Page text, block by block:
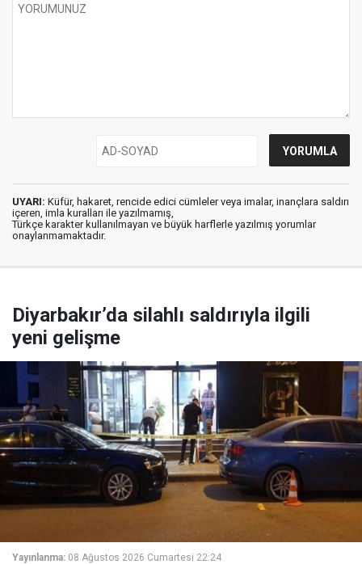
UYARI: Küfür, hakaret, rencide edici cümleler veya imalar, inançlara saldırı
içeren, imla kuralları ile yazılmamış,
Türkçe karakter kullanılmayan ve büyük harflerle yazılmış yorumlar
onaylanmamaktadır.
Diyarbakır’da silahlı saldırıyla ilgili
yeni gelişme
Yayınlanma: 08 Ağustos 2026 Cumartesi 22:24